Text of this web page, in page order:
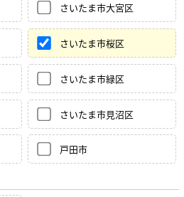
さいたま市大宮区
さいたま市桜区
さいたま市緑区
さいたま市見沼区
戸田市